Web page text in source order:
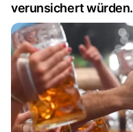
verunsichert würden.